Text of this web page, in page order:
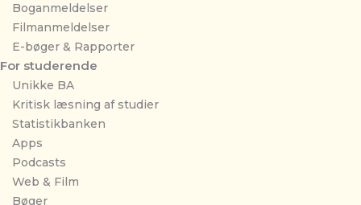
Boganmeldelser
Filmanmeldelser
E-bøger & Rapporter
For studerende
Unikke BA
Kritisk læsning af studier
Statistikbanken
Apps
Podcasts
Web & Film
Bøger